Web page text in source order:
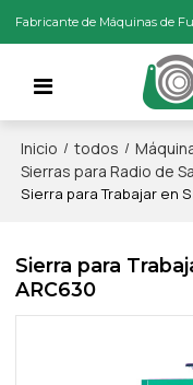
Fabricante de Máquinas de
Inicio / todos /
Sierras para Radio de
Sierra para Trabajar en
Sierra para
ARC630